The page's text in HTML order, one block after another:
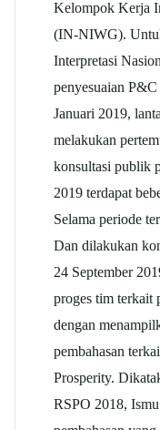
Kelompok Kerja
(IN-NIWG).
Interpretasi
penyesuaian
Januari 2019,
melakukan
konsultasi publik
2019 terdapat
Selama periode
Dan dilakukan
24 September
proges tim terkait
dengan
pembahasan
Prosperity.
RSPO 2018,